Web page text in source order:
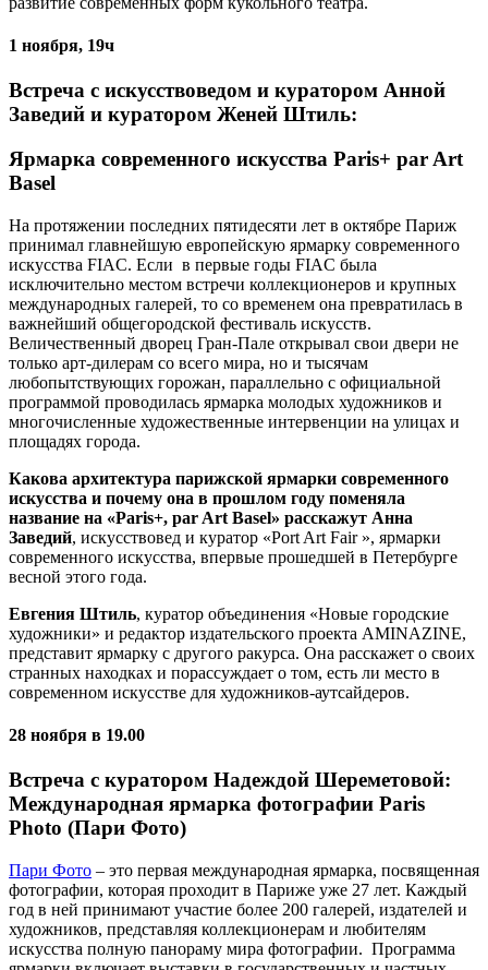
1 ноября, 19ч
Встреча с искусствоведом и куратором Анной
Заведий и куратором Женей Штиль:
Ярмарка современного искусства Paris+ par Art
Basel
На протяжении последних пятидесяти лет в октябре Париж
принимал главнейшую европейскую ярмарку современного
искусства FIAC. Если в первые годы FIAC была
исключительно местом встречи коллекционеров и крупных
международных галерей, то со временем она превратилась в
важнейший общегородской фестиваль искусств.
Величественный дворец Гран-Пале открывал свои двери не
только арт-дилерам со всего мира, но и тысячам
любопытствующих горожан, параллельно с официальной
программой проводилась ярмарка молодых художников и
многочисленные художественные интервенции на улицах и
площадях города.
Какова архитектура парижской ярмарки современного
искусства и почему она в прошлом году поменяла
название на «Paris+, par Art Basel» расскажут Анна
Заведий, искусствовед и куратор «Port Art Fair », ярмарки
современного искусства, впервые прошедшей в Петербурге
весной этого года.
Евгения Штиль, куратор объединения «Новые городские
художники» и редактор издательского проекта AMINAZINE,
представит ярмарку с другого ракурса. Она расскажет о своих
странных находках и порассуждает о том, есть ли место в
современном искусстве для художников-аутсайдеров.
28 ноября в 19.00
Встреча с куратором Надеждой Шереметовой:
Международная ярмарка фотографии Paris
Photo (Пари Фото)
Пари Фото – это первая международная ярмарка, посвященная
фотографии, которая проходит в Париже уже 27 лет. Каждый
год в ней принимают участие более 200 галерей, издателей и
художников, представляя коллекционерам и любителям
искусства полную панораму мира фотографии. Программа